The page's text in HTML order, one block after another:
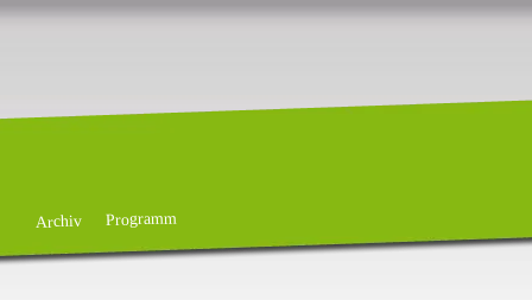
Archiv Programm